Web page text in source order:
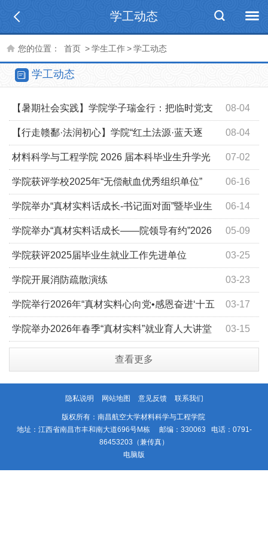
学工动态
您的位置： 首页 >学生工作>学工动态
学工动态
08-04
【暑期社会实践】学院学子瑞金行：把临时党支
部建在社会实践最前沿 08-04
【行走赣鄱·法润初心】学院“红土法源·蓝天逐
梦”实践团赴瑞金开展暑期大思政实践活动 07-02
材料科学与工程学院 2026 届本科毕业生升学光
荣榜 06-16
学院获评学校2025年“无偿献血优秀组织单位”
06-14
学院举办“真材实料话成长-书记面对面”暨毕业生
骨干座谈会 05-09
学院举办“真材实料话成长——院领导有约”2026
年上半年期中座谈会 03-25
学院获评2025届毕业生就业工作先进单位
03-23
学院开展消防疏散演练
03-17
学院举行2026年“真材实料心向党•感恩奋进‘十五
五’”春季开学升旗仪式 03-15
学院举办2026年春季“真材实料”就业育人大讲堂
查看更多
隐私说明 网站地图 意见反馈 联系我们
版权所有：南昌航空大学材料科学与工程学院
地址：江西省南昌市丰和南大道696号M栋 邮编：330063 电话：0791-
86453203（兼传真）
电脑版